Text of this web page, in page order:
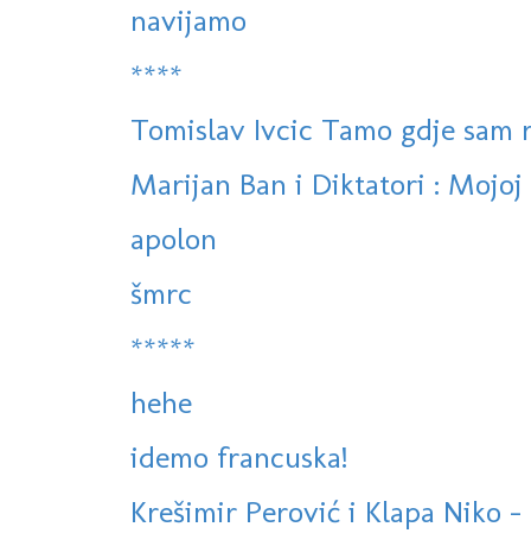
navijamo
****
Tomislav Ivcic Tamo gdje sam
Marijan Ban i Diktatori :
apolon
šmrc
*****
hehe
idemo francuska!
Krešimir Perović i Klapa Niko